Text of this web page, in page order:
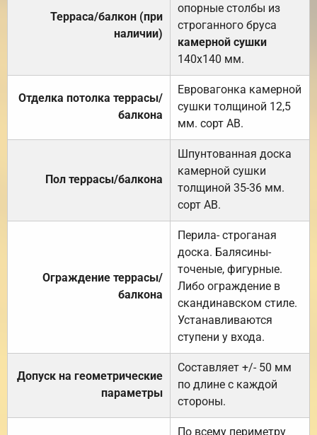
Терраса/балкон (при
наличии)
опорные столбы из
строганного бруса
камерной сушки
140х140 мм.
Отделка потолка террасы/
балкона
Евровагонка камерной
сушки толщиной 12,5
мм. сорт АВ.
Пол террасы/балкона
Шпунтованная доска
камерной сушки
толщиной 35-36 мм.
сорт АВ.
Ограждение террасы/
балкона
Перила- строганая
доска. Балясины-
точеные, фигурные.
Либо ограждение в
скандинавском стиле.
Устанавливаются
ступени у входа.
Допуск на геометрические
параметры
Составляет +/- 50 мм
по длине с каждой
стороны.
По всему периметру